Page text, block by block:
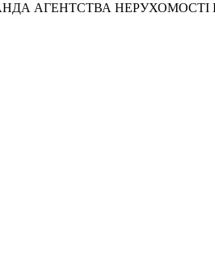
АГЕНТСТВА НЕРУХОМОСТІ